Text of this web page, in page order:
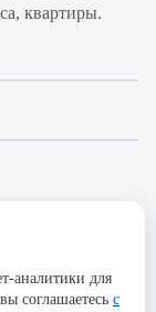
квартиры.
S803S
от реального
не несёт
товаров фотографиям,
аналитики для
соглашаетесь с